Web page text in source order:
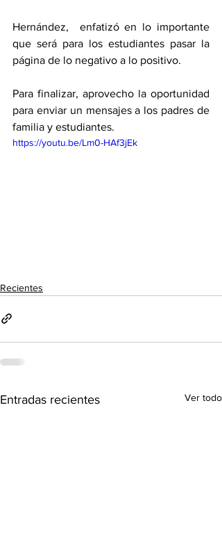
Hernández,  enfatizó en lo importante
que será para los estudiantes pasar la
página de lo negativo a lo positivo.
Para finalizar, aprovecho la oportunidad
para enviar un mensajes a los padres de
familia y estudiantes.
https://youtu.be/Lm0-HAf3jEk
Recientes
Entradas recientes Ver todo